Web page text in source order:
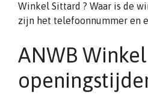
Winkel Sittard ? Waar is de
zijn het telefoonnummer en
ANWB